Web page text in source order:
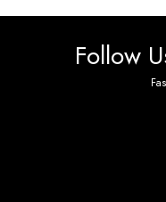
Follow